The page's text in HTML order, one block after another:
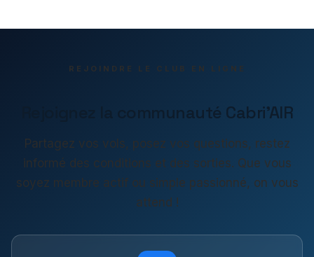
REJOINDRE LE CLUB EN LIGNE
Rejoignez la communauté Cabri'AIR
Partagez vos vols, posez vos questions, restez
informé des conditions et des sorties. Que vous
soyez membre actif ou simple passionné, on vous
attend !